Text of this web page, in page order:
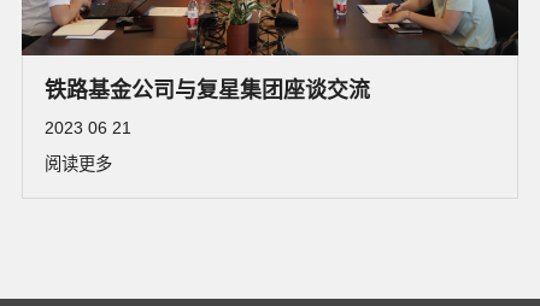
铁路基金公司与复星集团座谈交流
2023 06 21
阅读更多